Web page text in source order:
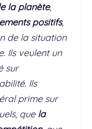
la planète,
positifs,
de la situation
Ils veulent un
sur
Ils
prime sur
que la